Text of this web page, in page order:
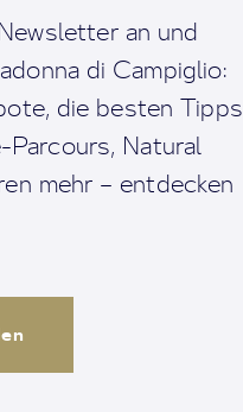
an und
di Campiglio:
die besten Tipps
Parcours, Natural
mehr – entdecken